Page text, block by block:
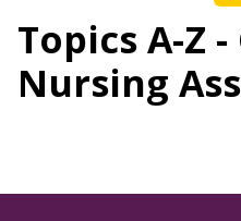
Topics A-Z
Nursing